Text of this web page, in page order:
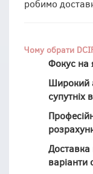
робимо
Чому обрати
Фокус на
Широкий
супутніх
Доставка
варіанти